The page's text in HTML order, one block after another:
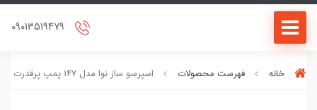
خانه فهرست محصولات اسپرسو ساز نوا مدل 147 پمپ پرقدرت 25 بار